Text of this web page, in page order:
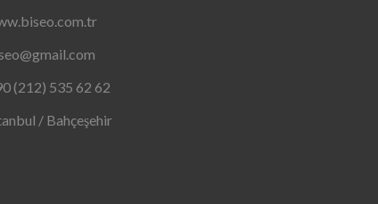
(212) 535 62 62
/ Bahçeşehir